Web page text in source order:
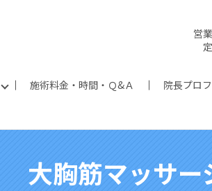
営
施術料金・時間・Ｑ&Ａ 院長プロ
大胸筋マッサー